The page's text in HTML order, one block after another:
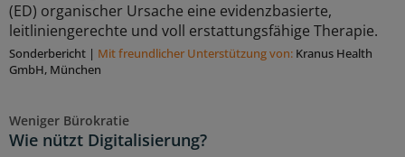
(ED) organischer Ursache eine evidenzbasierte,
leitliniengerechte und voll erstattungsfähige Therapie.
Sonderbericht | Mit freundlicher Unterstützung von: Kranus Health
GmbH, München
Weniger Bürokratie
Wie nützt Digitalisierung?